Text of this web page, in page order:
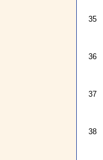
35
36
37
38